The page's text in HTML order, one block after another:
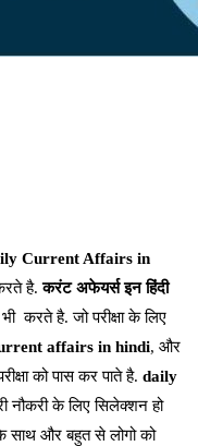
Current Affairs in
है.करंट अफेयर्स इन हिंदी
करते है. जो परीक्षा के लिए
affairs in hindi, और
को पास कर पाते है. daily
नौकरी के लिए सिलेक्शन हो
साथ और बहुत से लोगो को